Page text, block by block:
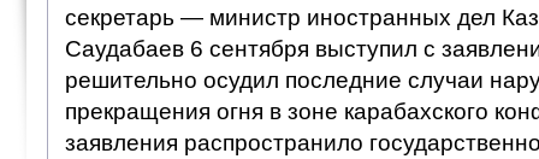
секретарь — министр иностранных дел
Саудабаев 6 сентября выступил с
решительно осудил последние случаи
прекращения огня в зоне карабахского
заявления распространило